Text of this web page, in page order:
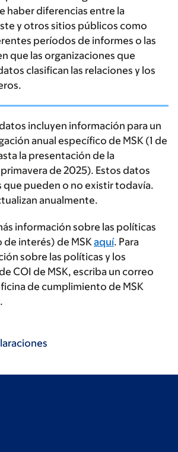
haber diferencias entre la
y otros sitios públicos como
períodos de informes o las
que las organizaciones que
clasifican las relaciones y los
incluyen información para un
anual específico de MSK (1 de
la presentación de la
de 2025). Estos datos
que pueden o no existir todavía.
anualmente.
información sobre las políticas
interés) de MSKaquí. Para
sobre las políticas y los
COI de MSK, escriba un correo
de cumplimiento de MSK
.